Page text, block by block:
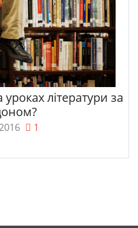
літератури за
1